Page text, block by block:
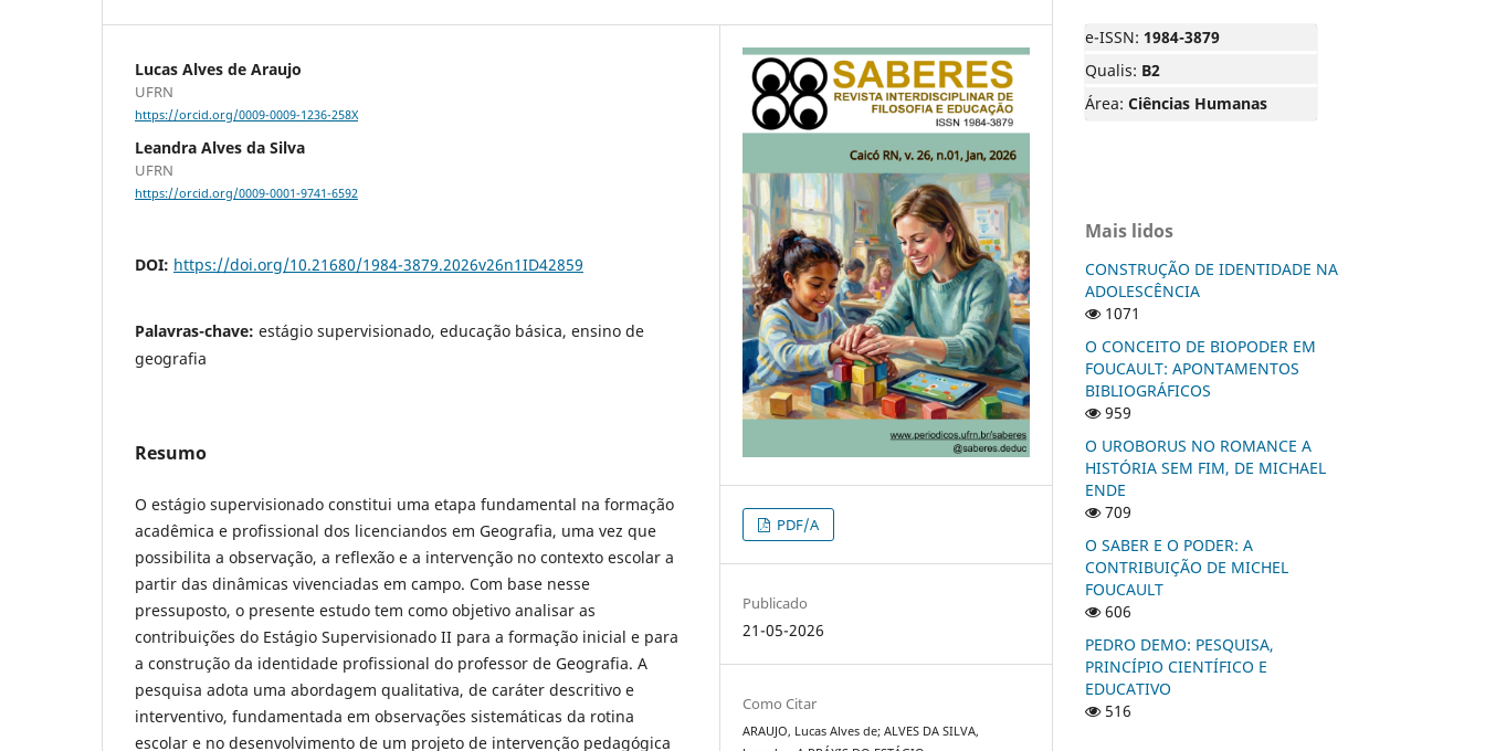
Lucas Alves de Araujo
UFRN
https://orcid.org/0009-0009-1236-258X
Leandra Alves da Silva
UFRN
https://orcid.org/0009-0001-9741-6592
DOI: https://doi.org/10.21680/1984-3879.2026v26n1ID42859
Palavras-chave: estágio supervisionado, educação básica, ensino de
geografia
Resumo
O estágio supervisionado constitui uma etapa fundamental na formação
acadêmica e profissional dos licenciandos em Geografia, uma vez que
possibilita a observação, a reflexão e a intervenção no contexto escolar a
partir das dinâmicas vivenciadas em campo. Com base nesse
pressuposto, o presente estudo tem como objetivo analisar as
contribuições do Estágio Supervisionado II para a formação inicial e para
a construção da identidade profissional do professor de Geografia. A
pesquisa adota uma abordagem qualitativa, de caráter descritivo e
interventivo, fundamentada em observações sistemáticas da rotina
escolar e no desenvolvimento de um projeto de intervenção pedagógica
PDF/A
Publicado
21-05-2026
Como Citar
ARAUJO, Lucas Alves de; ALVES DA SILVA,
e-ISSN: 1984-3879
Qualis: B2
Área: Ciências Humanas
Mais lidos
CONSTRUÇÃO DE IDENTIDADE NA
ADOLESCÊNCIA
1071
O CONCEITO DE BIOPODER EM
FOUCAULT: APONTAMENTOS
BIBLIOGRÁFICOS
959
O UROBORUS NO ROMANCE A
HISTÓRIA SEM FIM, DE MICHAEL
ENDE
709
O SABER E O PODER: A
CONTRIBUIÇÃO DE MICHEL
FOUCAULT
606
PEDRO DEMO: PESQUISA,
PRINCÍPIO CIENTÍFICO E
EDUCATIVO
516